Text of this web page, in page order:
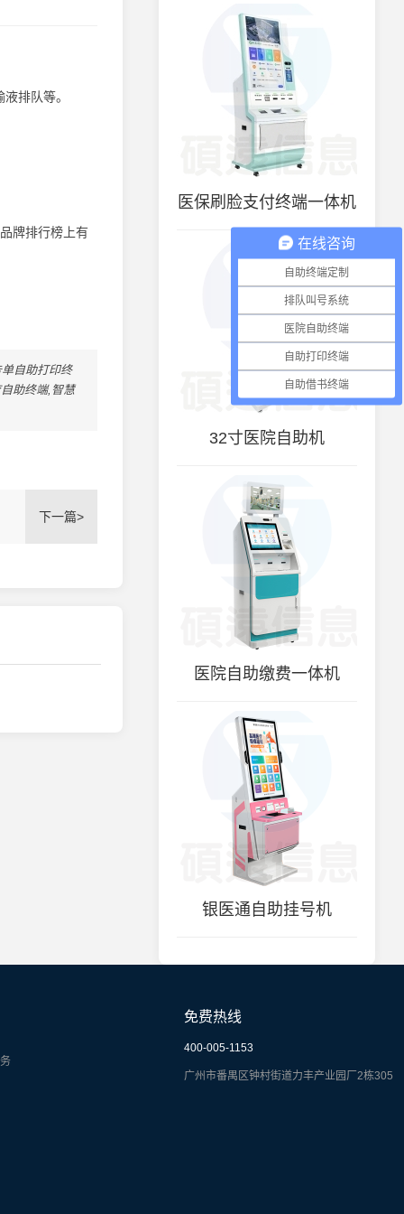
排队等。
牌排行榜上有
自助打印终
助终端,智慧
下一篇>
医保刷脸支付终端一体机
32寸医院自助机
医院自助缴费一体机
银医通自助挂号机
免费热线
400-005-1153
广州市番禺区钟村街道力丰产业园厂2栋305
在线咨询
自助终端定制
排队叫号系统
医院自助终端
自助打印终端
自助借书终端